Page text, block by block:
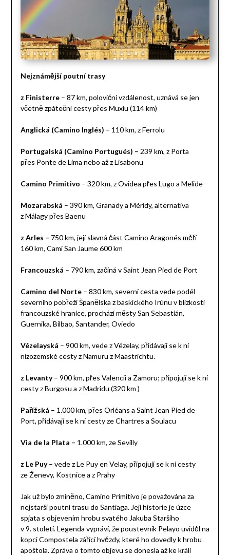
Nejznámější poutní trasy
z Finisterre – 87 km, poloviční vzdálenost, uznává se jen
včetně zpáteční cesty přes Muxíu (114 km)
Anglická (Camino Inglés) – 110 km, z Ferrolu
Portugalská (Camino Portugués) – 239 km, z Porta
přes Ponte de Lima nebo až z Lisabonu
Camino Primitivo – 320 km, z Ovidea přes Lugo a Melide
Mozarabská – 390 km, Granady a Méridy, alternativa
z Málagy přes Baenu
z Arles – 750 km, její slavná část Camino Aragonés měří
160 km, Camí San Jaume 600 km
Francouzská – 790 km, začíná v Saint Jean Pied de Port
Camino del Norte – 830 km, severní cesta vede podél
severního pobřeží Španělska z baskického Irúnu v blízkosti
francouzské hranice, prochází městy San Sebastián,
Guernika, Bilbao, Santander, Oviedo
Vézelayská – 900 km, vede z Vézelay, přidávají se k ní
nizozemské cesty z Namuru z Maastrichtu.
z Levanty– 900 km, přes Valencii a Zamoru; připojují se k ní
cesty z Burgosu a z Madridu (320 km )
Pařížská – 1.000 km, přes Orléans a Saint Jean Pied de
Port, přidávají se k ní cesty ze Chartres a Soulacu
Via de la Plata – 1.000 km, ze Sevilly
z Le Puy– vede z Le Puy en Velay, připojují se k ní cesty
ze Ženevy, Kostnice a z Prahy
Jak už bylo zmíněno, Camino Primitivo je považována za
nejstarší poutní trasu do Santiaga. Její historie je úzce
spjata s objevením hrobu svatého Jakuba Staršího
v 9. století. Legenda vypráví, že poustevník Pelayo uviděl na
kopci Compostela zářící hvězdy, které ho dovedly k hrobu
apoštola. Zpráva o tomto objevu se donesla až ke králi